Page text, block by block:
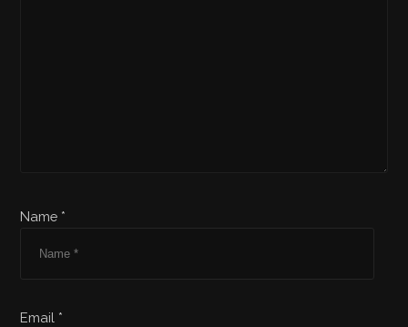
Name *
Email *